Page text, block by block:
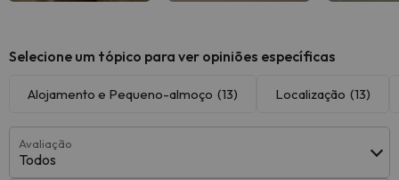
Selecione um tópico para ver opiniões específicas
Alojamento e Pequeno-almoço (13) Localização (13)
Avaliação
Todos